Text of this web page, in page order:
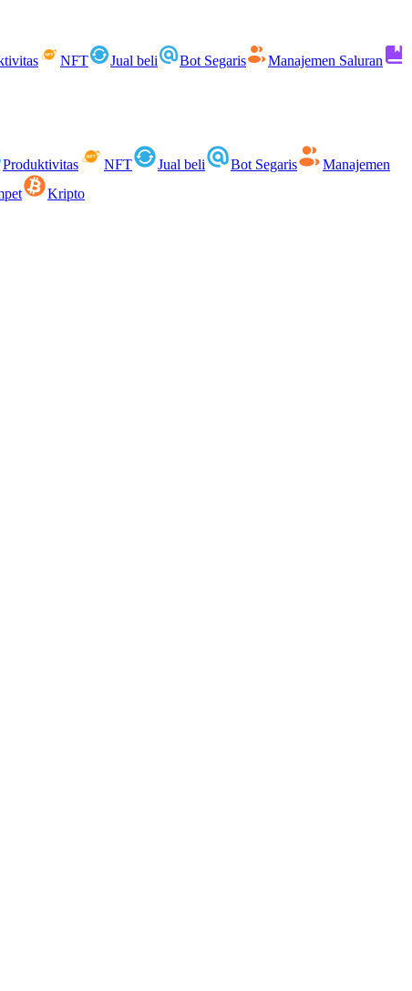
NFT Jual beli Bot Segaris
Manajemen Saluran
Produktivitas NFT Jual beli Bot Segaris
Manajemen
Kripto